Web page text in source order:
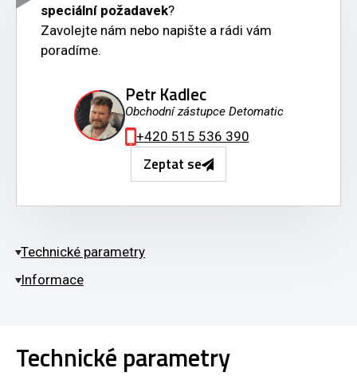
speciální požadavek?
Zavolejte nám nebo napište a rádi vám
poradíme.
Petr Kadlec
Obchodní zástupce Detomatic
+420 515 536 390
Zeptat se
Technické parametry
Informace
Technické parametry